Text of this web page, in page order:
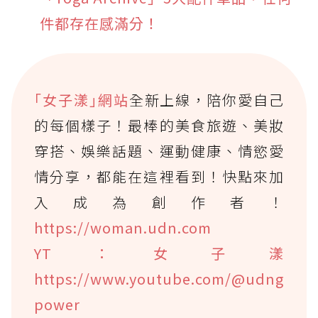
件都存在感滿分！
｢女子漾｣網站全新上線，陪你愛自己
的每個樣子！最棒的美食旅遊、美妝
穿搭、娛樂話題、運動健康、情慾愛
情分享，都能在這裡看到！快點來加
入成為創作者！
https://woman.udn.com
YT：女子漾
https://www.youtube.com/@udng
power